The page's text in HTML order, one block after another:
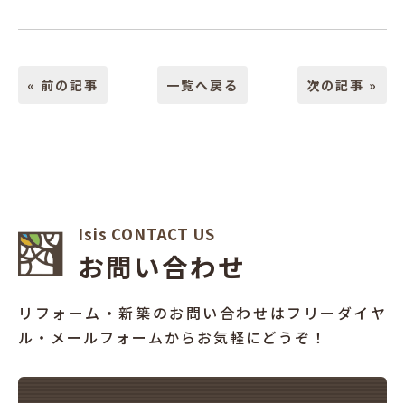
« 前の記事 一覧へ戻る 次の記事 »
Isis CONTACT US
お問い合わせ
リフォーム・新築のお問い合わせはフリーダイヤ
ル・メールフォームからお気軽にどうぞ！